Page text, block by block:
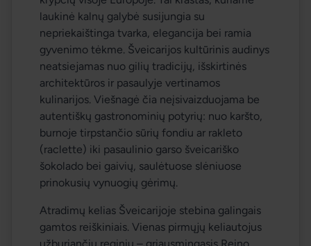
laukinė kalnų galybė susijungia su
nepriekaištinga tvarka, elegancija bei ramia
gyvenimo tėkme. Šveicarijos kultūrinis audinys
neatsiejamas nuo gilių tradicijų, išskirtinės
architektūros ir pasaulyje vertinamos
kulinarijos. Viešnagė čia neįsivaizduojama be
autentiškų gastronominių potyrių: nuo karšto,
burnoje tirpstančio sūrių fondiu ar rakleto
(raclette) iki pasaulinio garso šveicariško
šokolado bei gaivių, saulėtuose slėniuose
prinokusių vynuogių gėrimų.
Atradimų kelias Šveicarijoje stebina galingais
gamtos reiškiniais. Vienas pirmųjų keliautojus